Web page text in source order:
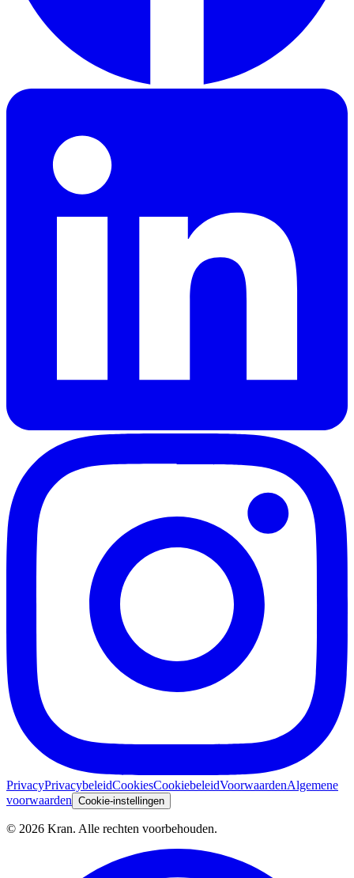
PrivacyPrivacybeleidCookiesCookiebeleidVoorwaardenAlgemene
voorwaarden Cookie-instellingen
© 2026 Kran. Alle rechten voorbehouden.